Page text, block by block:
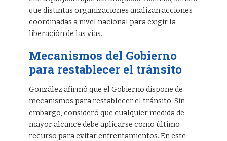
que distintas organizaciones analizan acciones
coordinadas a nivel nacional para exigir la
liberación de las vías.
Mecanismos del Gobierno
para restablecer el tránsito
González afirmó que el Gobierno dispone de
mecanismos para restablecer el tránsito. Sin
embargo, consideró que cualquier medida de
mayor alcance debe aplicarse como último
recurso para evitar enfrentamientos. En este